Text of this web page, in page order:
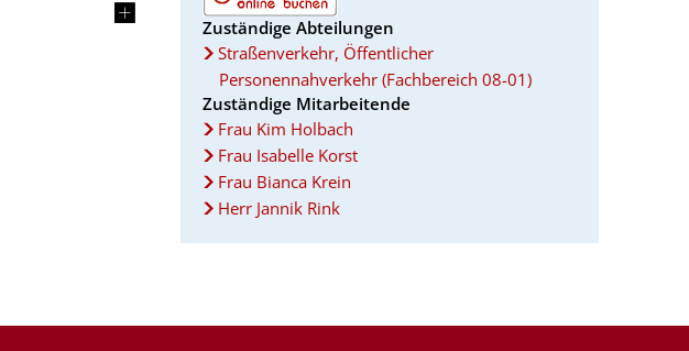
Zuständige Abteilungen
Straßenverkehr, Öffentlicher
Personennahverkehr (Fachbereich 08-01)
Zuständige Mitarbeitende
Frau Kim Holbach
Frau Isabelle Korst
Frau Bianca Krein
Herr Jannik Rink